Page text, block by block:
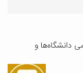
دانشگاه‌ها و